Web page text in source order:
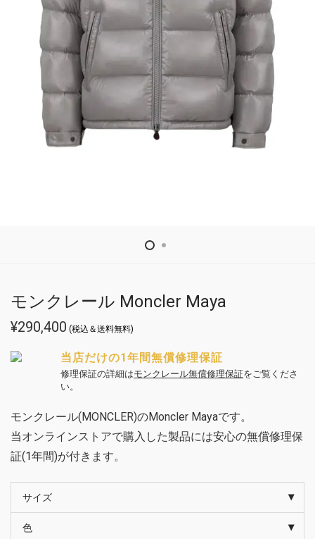
モンクレール Moncler Maya
¥290,400 (税込＆送料無料)
当店だけの1年間無償修理保証
修理保証の詳細はモンクレール無償修理保証をご覧くださ
い。
モンクレール(MONCLER)のMoncler Mayaです。
当オンラインストアで購入した製品には安心の無償修理保
証(1年間)が付きます。
サイズ
色